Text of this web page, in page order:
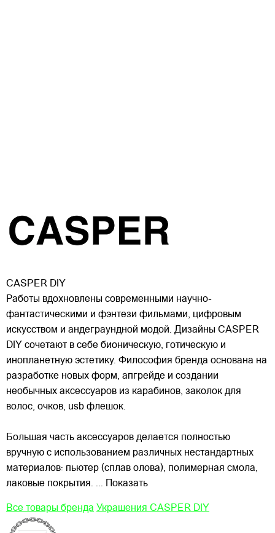
CASPER DIY
Работы вдохновлены современными научно-
фантастическими и фэнтези фильмами, цифровым
искусством и андеграундной модой. Дизайны CASPER
DIY сочетают в себе бионическую, готическую и
инопланетную эстетику. Философия бренда основана на
разработке новых форм, апгрейде и создании
необычных аксессуаров из карабинов, заколок для
волос, очков, usb флешок.
Большая часть аксессуаров делается полностью
вручную с использованием различных нестандартных
материалов: пьютер (сплав олова), полимерная смола,
лаковые покрытия. ... Показать
Все товары бренда Украшения CASPER DIY